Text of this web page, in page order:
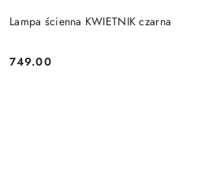
Lampa ścienna KWIETNIK czarna
Cena:
749.00